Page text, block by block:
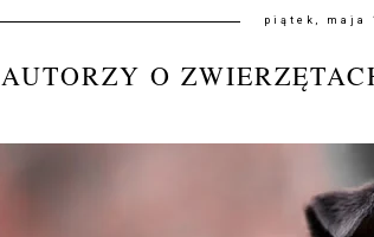
piątek, maja
AUTORZY O